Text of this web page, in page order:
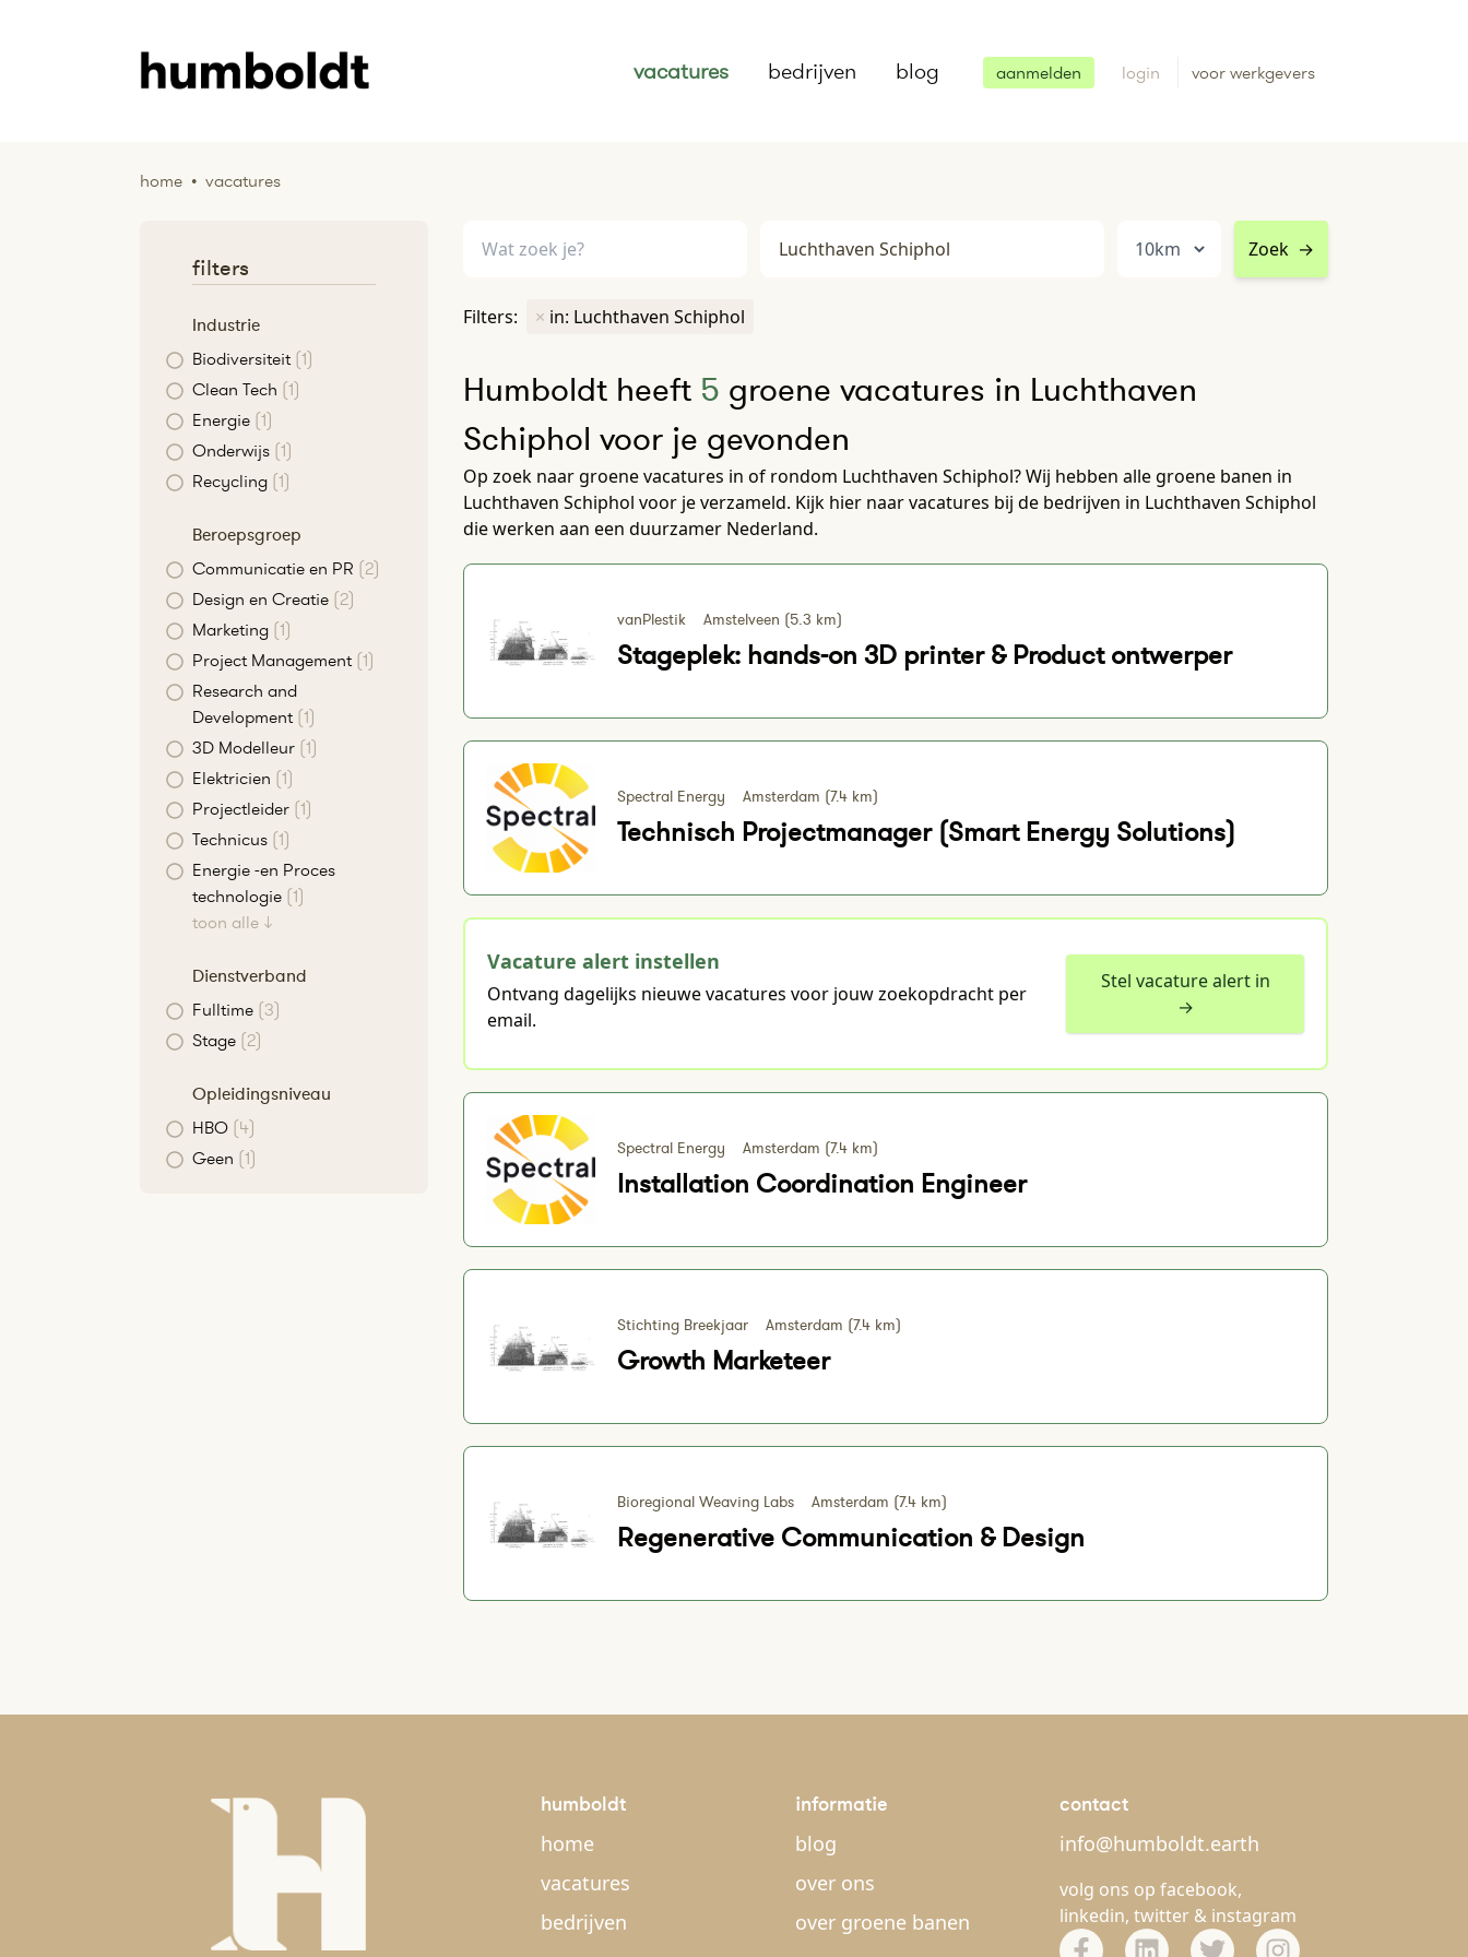
vacatures bedrijven blog aanmelden login voor werkgevers
home • vacatures
Zoek →
Filters: × in: Luchthaven Schiphol
Humboldt heeft 5 groene vacatures in Luchthaven
Schiphol voor je gevonden
Op zoek naar groene vacatures in of rondom Luchthaven Schiphol? Wij hebben alle groene banen in
Luchthaven Schiphol voor je verzameld. Kijk hier naar vacatures bij de bedrijven in Luchthaven Schiphol
die werken aan een duurzamer Nederland.
vanPlestik Amstelveen (5.3 km)
Stageplek: hands-on 3D printer & Product ontwerper
Spectral Energy Amsterdam (7.4 km)
Technisch Projectmanager (Smart Energy Solutions)
Vacature alert instellen
Ontvang dagelijks nieuwe vacatures voor jouw zoekopdracht per
email.
Stel vacature alert in
→
Spectral Energy Amsterdam (7.4 km)
Installation Coordination Engineer
Stichting Breekjaar Amsterdam (7.4 km)
Growth Marketeer
Bioregional Weaving Labs Amsterdam (7.4 km)
Regenerative Communication & Design
filters
Industrie
Biodiversiteit (1)
Clean Tech (1)
Energie (1)
Onderwijs (1)
Recycling (1)
Beroepsgroep
Communicatie en PR (2)
Design en Creatie (2)
Marketing (1)
Project Management (1)
Research and
Development (1)
3D Modelleur (1)
Elektricien (1)
Projectleider (1)
Technicus (1)
Energie -en Proces
technologie (1)
toon alle ↓
Dienstverband
Fulltime (3)
Stage (2)
Opleidingsniveau
HBO (4)
Geen (1)
humboldt
home
vacatures
bedrijven
informatie
blog
over ons
over groene banen
contact
info@humboldt.earth
volg ons op facebook,
linkedin, twitter & instagram